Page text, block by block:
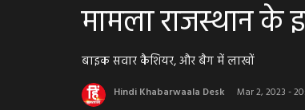
मामला राजस्थान
बाइक सवार कैशियर, और बैग में लाखों
Hindi Khabarwaala Desk Mar 2, 2023 -